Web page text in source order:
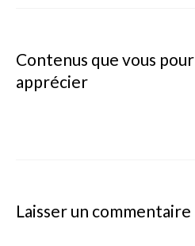
Contenus que vous
apprécier
Laisser un commentaire